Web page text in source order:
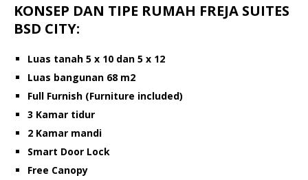
KONSEP DAN TIPE RUMAH FREJA SUITES
BSD CITY:
Luas tanah 5 x 10 dan 5 x 12
Luas bangunan 68 m2
Full Furnish (Furniture included)
3 Kamar tidur
2 Kamar mandi
Smart Door Lock
Free Canopy